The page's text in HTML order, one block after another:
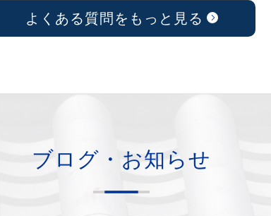
よくある質問をもっと見る
ブログ・お知らせ